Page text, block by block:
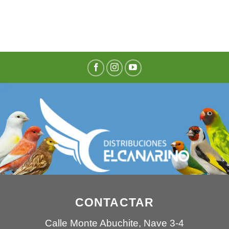
CONTACTAR
Calle Monte Abuchite, Nave 3-4